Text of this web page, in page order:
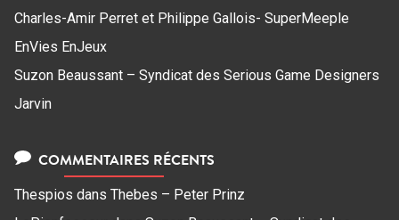
Charles-Amir Perret et Philippe Gallois- SuperMeeple
EnVies EnJeux
Suzon Beaussant – Syndicat des Serious Game Designers
Jarvin
COMMENTAIRES RÉCENTS
Thespios dans Thebes – Peter Prinz